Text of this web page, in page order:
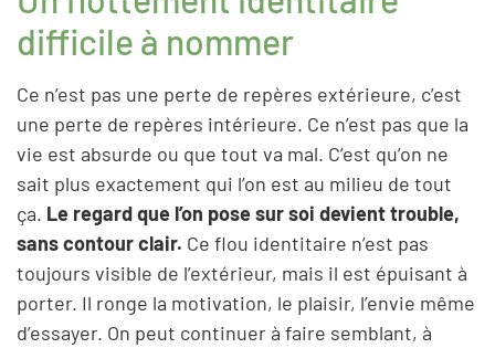
difficile à nommer
Ce n’est pas une perte de repères extérieure, c’est
une perte de repères intérieure. Ce n’est pas que la
vie est absurde ou que tout va mal. C’est qu’on ne
sait plus exactement qui l’on est au milieu de tout
ça. Le regard que l’on pose sur soi devient trouble,
sans contour clair. Ce flou identitaire n’est pas
toujours visible de l’extérieur, mais il est épuisant à
porter. Il ronge la motivation, le plaisir, l’envie même
d’essayer. On peut continuer à faire semblant, à